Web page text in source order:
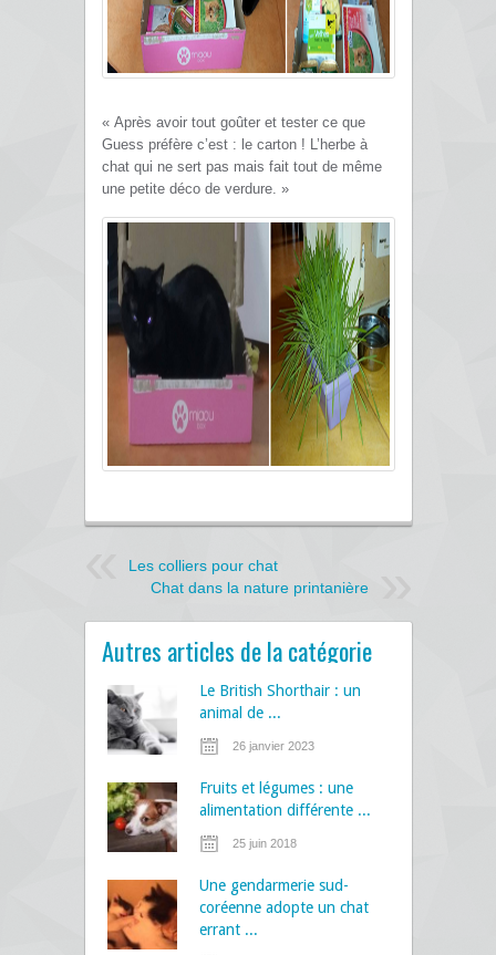
« Après avoir tout goûter et tester ce que
Guess préfère c’est : le carton ! L’herbe à
chat qui ne sert pas mais fait tout de même
une petite déco de verdure. »
Les colliers pour chat
Chat dans la nature printanière
Autres articles de la catégorie
Le British Shorthair : un
animal de ...
26 janvier 2023
Fruits et légumes : une
alimentation différente ...
25 juin 2018
Une gendarmerie sud-
coréenne adopte un chat
errant ...